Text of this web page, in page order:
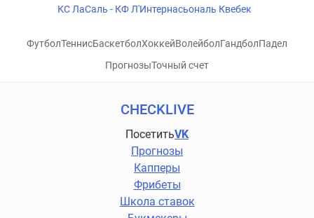
КС ЛаСаль - КФ Л'Интернасьональ Квебек
ФутболТеннисБаскетболХоккейВолейболГандболПадел
ПрогнозыТочный счет
CHECKLIVE
ПосетитьVK
Прогнозы
Капперы
Фрибеты
Школа ставок